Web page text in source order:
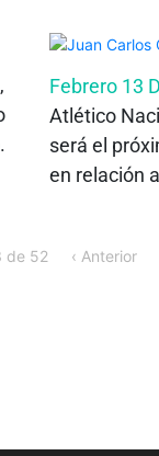
Febrero 13
Atlético
será el
en relación
de 52 ‹ Anterior